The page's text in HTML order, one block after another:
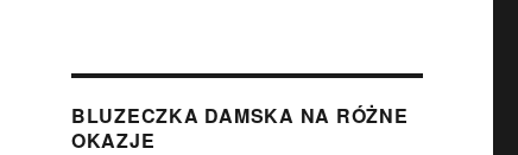
BLUZECZKA DAMSKA NA RÓŻNE
OKAZJE